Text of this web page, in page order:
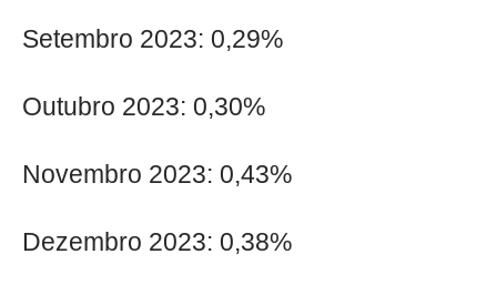
Setembro 2023: 0,29%
Outubro 2023: 0,30%
Novembro 2023: 0,43%
Dezembro 2023: 0,38%